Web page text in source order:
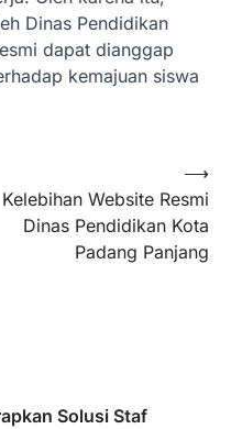
Dinas Pendidikan
dapat dianggap
kemajuan siswa
Kelebihan Website Resmi
Dinas Pendidikan Kota
Padang Panjang
⟶
Solusi Staf